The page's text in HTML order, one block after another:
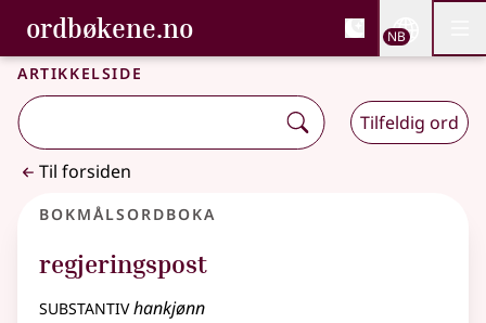
Gå til hovedinnhold
Tilgjengelighet
ordbøkene.no, Bokmålsordboka og
Bokmålsordboka og Nynorskordboka
NB
Artikkelside
Tilfeldig ord
Til forsiden
Bokmålsordboka
regjeringspost
substantivhankjønn